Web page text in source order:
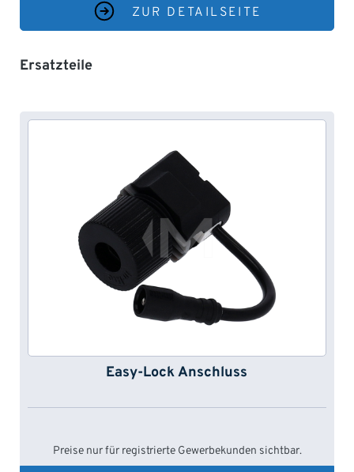
ZUR DETAILSEITE
Produktgalerie überspringen
Ersatzteile
Easy-Lock Anschluss
Preise nur für registrierte Gewerbekunden sichtbar.